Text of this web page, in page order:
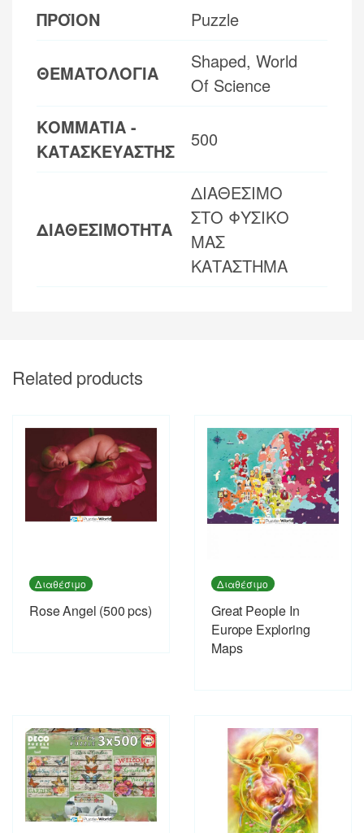
ΠΡΟΪΟΝ Puzzle
ΘΕΜΑΤΟΛΟΓΙΑ
Shaped, World
Of Science
ΚΟΜΜΑΤΙΑ -
ΚΑΤΑΣΚΕΥΑΣΤΗΣ
500
ΔΙΑΘΕΣΙΜΟΤΗΤΑ
ΔΙΑΘΕΣΙΜΟ
ΣΤΟ ΦΥΣΙΚΟ
ΜΑΣ
ΚΑΤΑΣΤΗΜΑ
Related products
Διαθέσιμο
Rose Angel (500 pcs)
Διαθέσιμο
Great People In
Europe Exploring
Maps